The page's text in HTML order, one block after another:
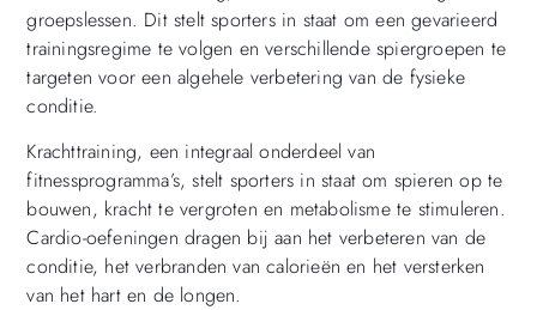
groepslessen. Dit stelt sporters in staat om een gevarieerd
trainingsregime te volgen en verschillende spiergroepen te
targeten voor een algehele verbetering van de fysieke
conditie.
Krachttraining, een integraal onderdeel van
fitnessprogramma’s, stelt sporters in staat om spieren op te
bouwen, kracht te vergroten en metabolisme te stimuleren.
Cardio-oefeningen dragen bij aan het verbeteren van de
conditie, het verbranden van calorieën en het versterken
van het hart en de longen.